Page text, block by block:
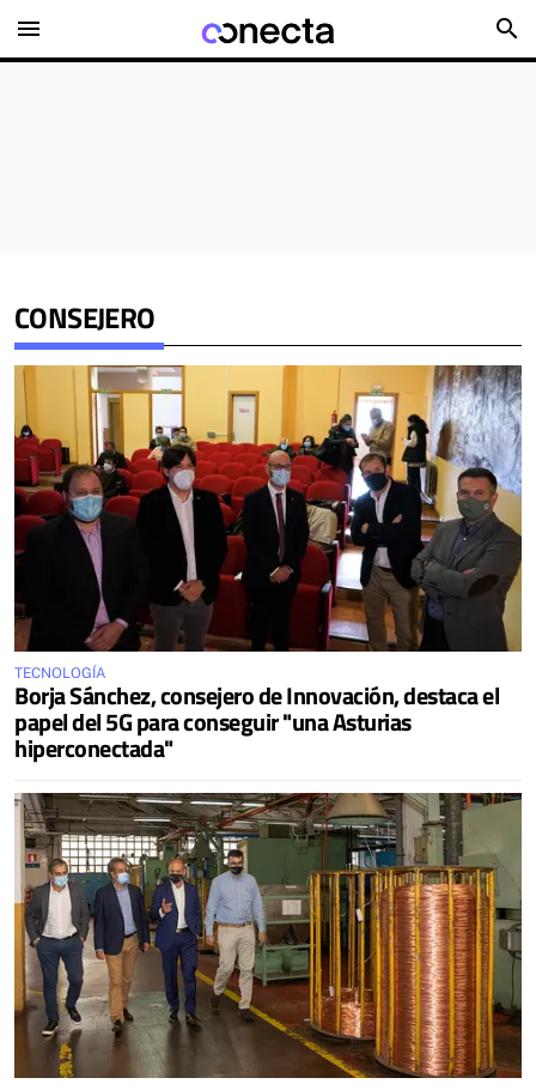
menu search
CONSEJERO
TECNOLOGÍA
Borja Sánchez, consejero de Innovación, destaca el
papel del 5G para conseguir "una Asturias
hiperconectada"